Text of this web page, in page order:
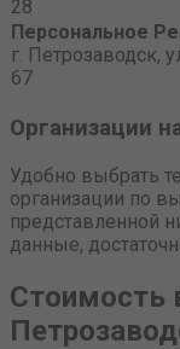
28
Персональное
г. Петрозаводск,
67
Организации
Удобно выбрать
организации по
представленной
данные,
Стоимость